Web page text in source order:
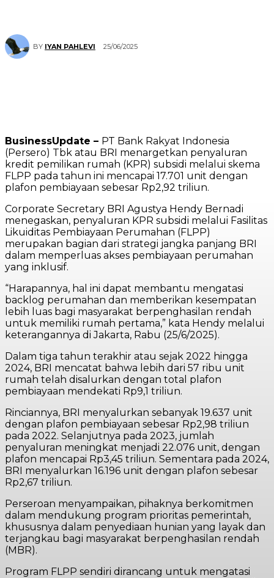
BY IYAN PAHLEVI 25/06/2025
BusinessUpdate – PT Bank Rakyat Indonesia
(Persero) Tbk atau BRI menargetkan penyaluran
kredit pemilikan rumah (KPR) subsidi melalui skema
FLPP pada tahun ini mencapai 17.701 unit dengan
plafon pembiayaan sebesar Rp2,92 triliun.
Corporate Secretary BRI Agustya Hendy Bernadi
menegaskan, penyaluran KPR subsidi melalui Fasilitas
Likuiditas Pembiayaan Perumahan (FLPP)
merupakan bagian dari strategi jangka panjang BRI
dalam memperluas akses pembiayaan perumahan
yang inklusif.
“Harapannya, hal ini dapat membantu mengatasi
backlog perumahan dan memberikan kesempatan
lebih luas bagi masyarakat berpenghasilan rendah
untuk memiliki rumah pertama,” kata Hendy melalui
keterangannya di Jakarta, Rabu (25/6/2025).
Dalam tiga tahun terakhir atau sejak 2022 hingga
2024, BRI mencatat bahwa lebih dari 57 ribu unit
rumah telah disalurkan dengan total plafon
pembiayaan mendekati Rp9,1 triliun.
Rinciannya, BRI menyalurkan sebanyak 19.637 unit
dengan plafon pembiayaan sebesar Rp2,98 triliun
pada 2022. Selanjutnya pada 2023, jumlah
penyaluran meningkat menjadi 22.076 unit, dengan
plafon mencapai Rp3,45 triliun. Sementara pada 2024,
BRI menyalurkan 16.196 unit dengan plafon sebesar
Rp2,67 triliun.
Perseroan menyampaikan, pihaknya berkomitmen
dalam mendukung program prioritas pemerintah,
khususnya dalam penyediaan hunian yang layak dan
terjangkau bagi masyarakat berpenghasilan rendah
(MBR).
Program FLPP sendiri dirancang untuk mengatasi